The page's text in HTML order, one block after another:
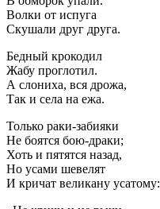
Волки от испуга
Скушали друг друга.
Бедный крокодил
Жабу проглотил.
А слониха, вся дрожа,
Так и села на ежа.
Только раки-забияки
Не боятся бою-драки;
Хоть и пятятся назад,
Но усами шевелят
И кричат великану усатому: